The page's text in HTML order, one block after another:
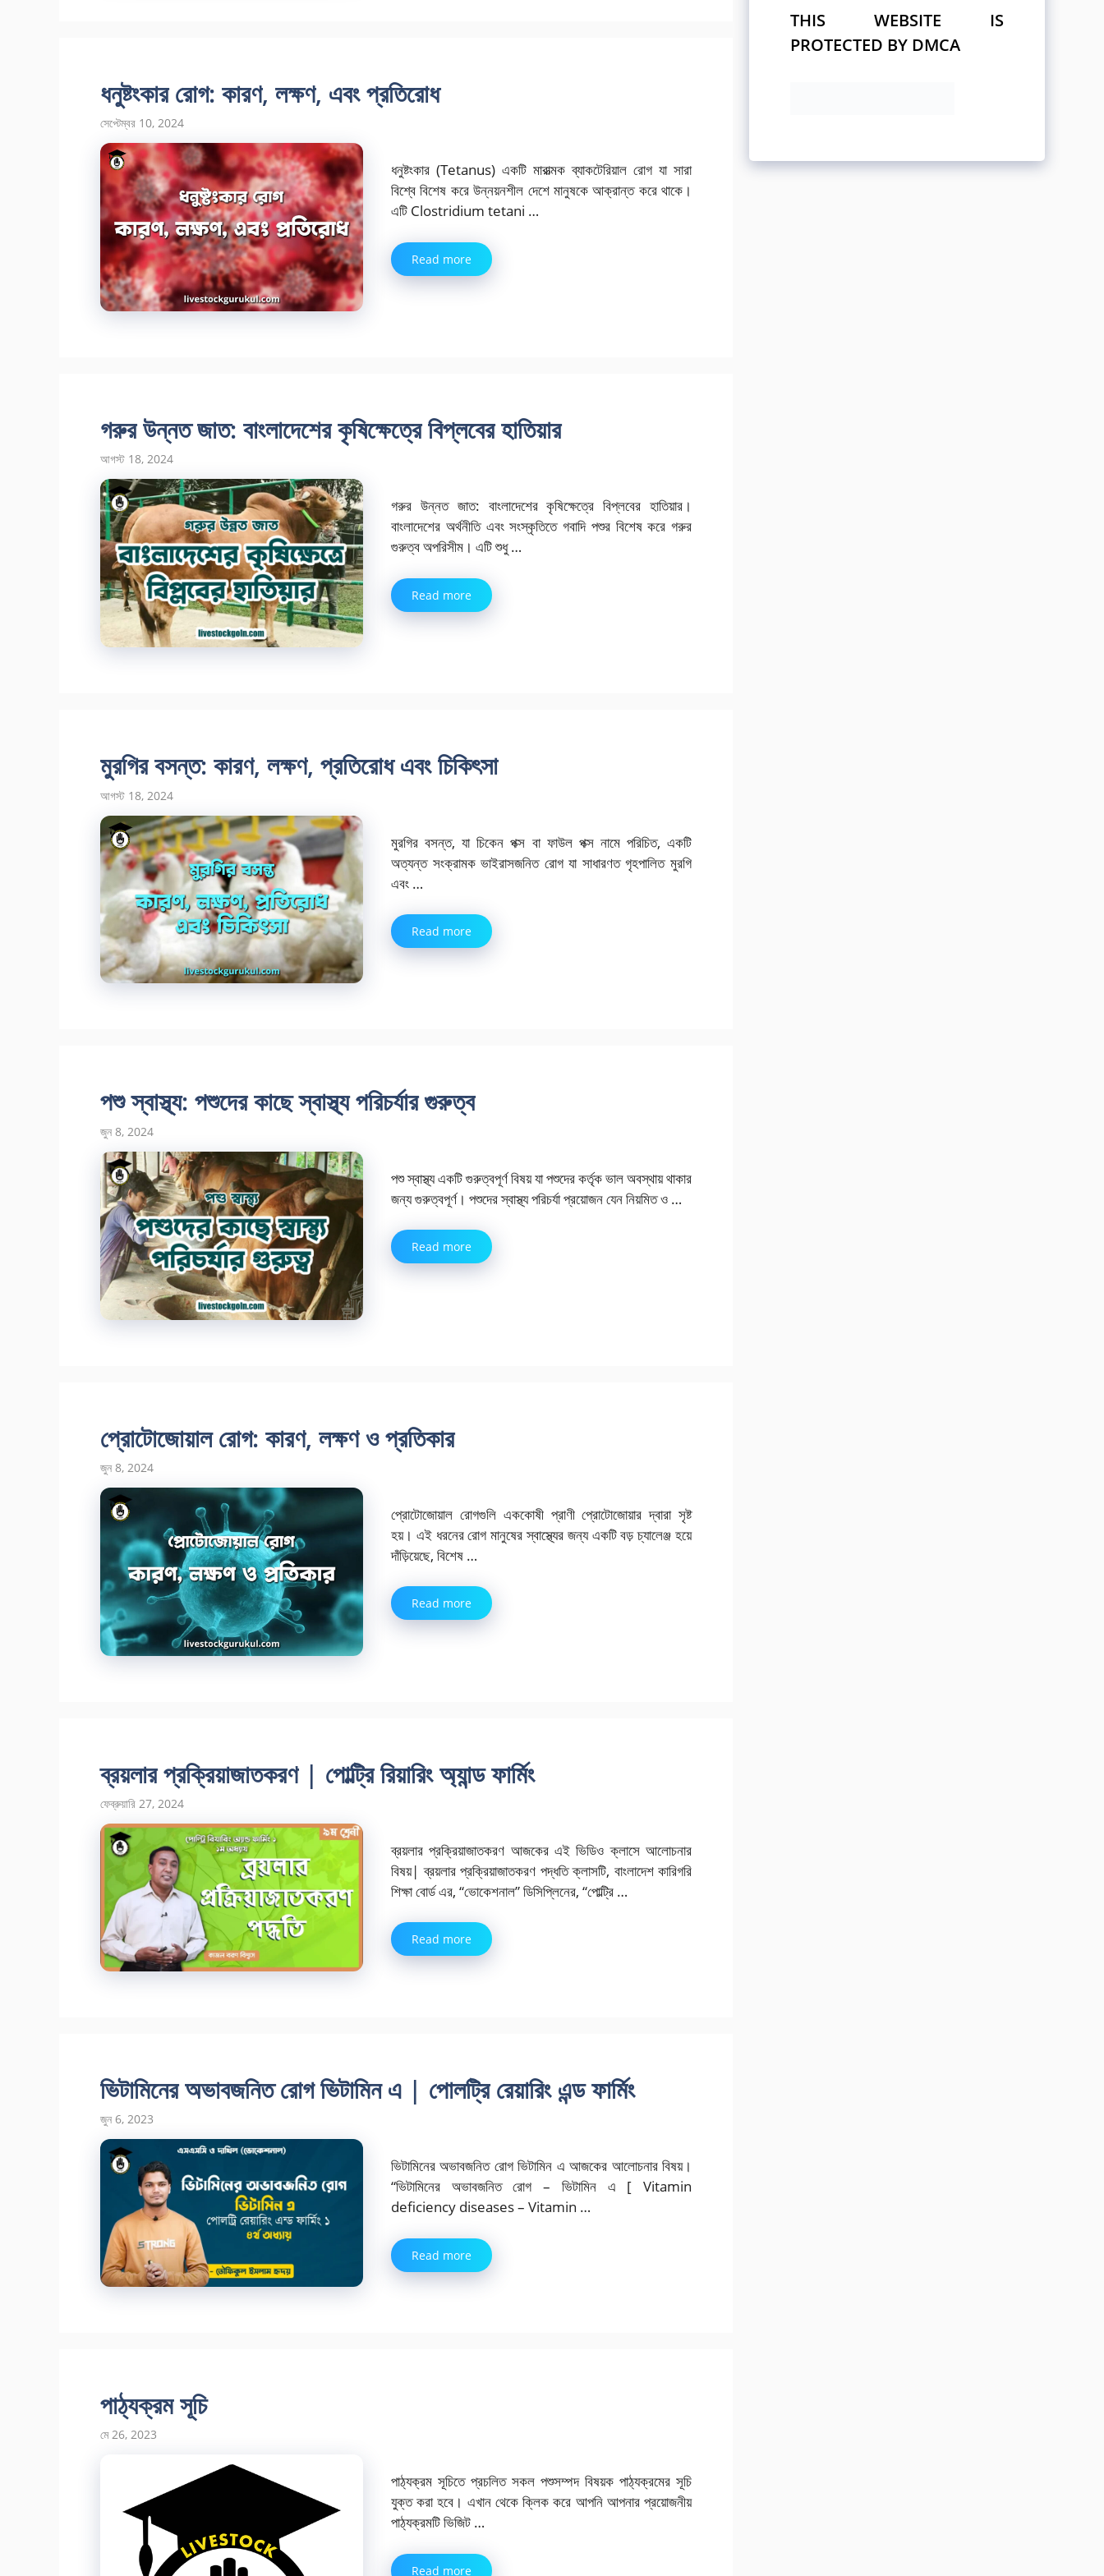
ধনুষ্টংকার রোগ: কারণ, লক্ষণ, এবং প্রতিরোধ
সেপ্টেম্বর 10, 2024
ধনুষ্টংকার (Tetanus) একটি মারাত্মক ব্যাকটেরিয়াল রোগ যা সারা
বিশ্বে বিশেষ করে উন্নয়নশীল দেশে মানুষকে আক্রান্ত করে থাকে।
এটি Clostridium tetani …
Read more
গরুর উন্নত জাত: বাংলাদেশের কৃষিক্ষেত্রে বিপ্লবের হাতিয়ার
আগস্ট 18, 2024
গরুর উন্নত জাত: বাংলাদেশের কৃষিক্ষেত্রে বিপ্লবের হাতিয়ার।
বাংলাদেশের অর্থনীতি এবং সংস্কৃতিতে গবাদি পশুর বিশেষ করে গরুর
গুরুত্ব অপরিসীম। এটি শুধু …
Read more
মুরগির বসন্ত: কারণ, লক্ষণ, প্রতিরোধ এবং চিকিৎসা
আগস্ট 18, 2024
মুরগির বসন্ত, যা চিকেন পক্স বা ফাউল পক্স নামে পরিচিত, একটি
অত্যন্ত সংক্রামক ভাইরাসজনিত রোগ যা সাধারণত গৃহপালিত মুরগি
এবং …
Read more
পশু স্বাস্থ্য: পশুদের কাছে স্বাস্থ্য পরিচর্যার গুরুত্ব
জুন 8, 2024
পশু স্বাস্থ্য একটি গুরুত্বপূর্ণ বিষয় যা পশুদের কর্তৃক ভাল অবস্থায় থাকার
জন্য গুরুত্বপূর্ণ। পশুদের স্বাস্থ্য পরিচর্যা প্রয়োজন যেন নিয়মিত ও …
Read more
প্রোটোজোয়াল রোগ: কারণ, লক্ষণ ও প্রতিকার
জুন 8, 2024
প্রোটোজোয়াল রোগগুলি এককোষী প্রাণী প্রোটোজোয়ার দ্বারা সৃষ্ট
হয়। এই ধরনের রোগ মানুষের স্বাস্থ্যের জন্য একটি বড় চ্যালেঞ্জ হয়ে
দাঁড়িয়েছে, বিশেষ …
Read more
ব্রয়লার প্রক্রিয়াজাতকরণ | পোল্ট্রি রিয়ারিং অ্যান্ড ফার্মিং
ফেব্রুয়ারি 27, 2024
ব্রয়লার প্রক্রিয়াজাতকরণ আজকের এই ভিডিও ক্লাসে আলোচনার
বিষয়| ব্রয়লার প্রক্রিয়াজাতকরণ পদ্ধতি ক্লাসটি, বাংলাদেশ কারিগরি
শিক্ষা বোর্ড এর, “ভোকেশনাল” ডিসিপ্লিনের, “পোল্ট্রি …
Read more
ভিটামিনের অভাবজনিত রোগ ভিটামিন এ | পোলট্রি রেয়ারিং এন্ড ফার্মিং
জুন 6, 2023
ভিটামিনের অভাবজনিত রোগ ভিটামিন এ আজকের আলোচনার বিষয়।
“ভিটামিনের অভাবজনিত রোগ – ভিটামিন এ [ Vitamin
deficiency diseases – Vitamin …
Read more
পাঠ্যক্রম সূচি
মে 26, 2023
পাঠ্যক্রম সূচিতে প্রচলিত সকল পশুসম্পদ বিষয়ক পাঠ্যক্রমের সূচি
যুক্ত করা হবে। এখান থেকে ক্লিক করে আপনি আপনার প্রয়োজনীয়
পাঠ্যক্রমটি ভিজিট …
Read more
THIS WEBSITE IS
PROTECTED BY DMCA